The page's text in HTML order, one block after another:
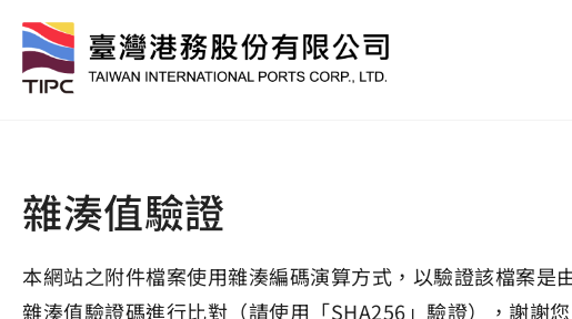
雜湊值驗證
本網站之附件檔案使用雜湊編碼演算方式，以驗證該檔案
雜湊值驗證碼進行比對（請使用「SHA256」驗證），謝謝您